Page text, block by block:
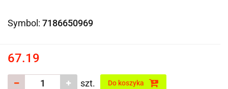
Symbol: 7186650969
67.19
szt. Do koszyka